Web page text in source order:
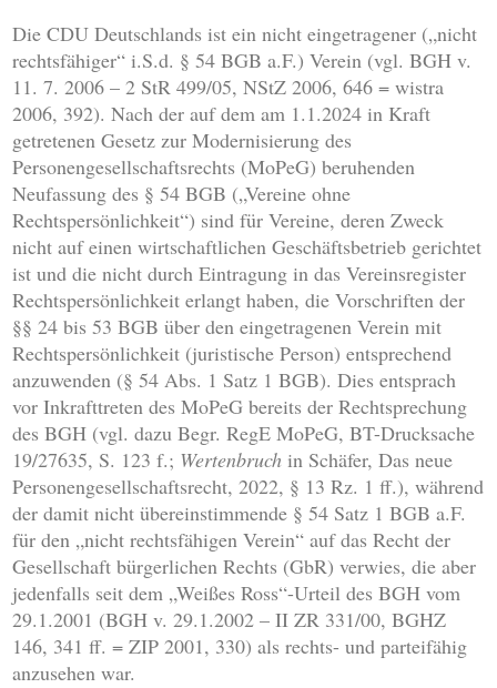
Die CDU Deutschlands ist ein nicht eingetragener („nicht
rechtsfähiger“ i.S.d. § 54 BGB a.F.) Verein (vgl. BGH v.
11. 7. 2006 – 2 StR 499/05, NStZ 2006, 646 = wistra
2006, 392). Nach der auf dem am 1.1.2024 in Kraft
getretenen Gesetz zur Modernisierung des
Personengesellschaftsrechts (MoPeG) beruhenden
Neufassung des § 54 BGB („Vereine ohne
Rechtspersönlichkeit“) sind für Vereine, deren Zweck
nicht auf einen wirtschaftlichen Geschäftsbetrieb gerichtet
ist und die nicht durch Eintragung in das Vereinsregister
Rechtspersönlichkeit erlangt haben, die Vorschriften der
§§ 24 bis 53 BGB über den eingetragenen Verein mit
Rechtspersönlichkeit (juristische Person) entsprechend
anzuwenden (§ 54 Abs. 1 Satz 1 BGB). Dies entsprach
vor Inkrafttreten des MoPeG bereits der Rechtsprechung
des BGH (vgl. dazu Begr. RegE MoPeG, BT-Drucksache
19/27635, S. 123 f.; Wertenbruch in Schäfer, Das neue
Personengesellschaftsrecht, 2022, § 13 Rz. 1 ff.), während
der damit nicht übereinstimmende § 54 Satz 1 BGB a.F.
für den „nicht rechtsfähigen Verein“ auf das Recht der
Gesellschaft bürgerlichen Rechts (GbR) verwies, die aber
jedenfalls seit dem „Weißes Ross“-Urteil des BGH vom
29.1.2001 (BGH v. 29.1.2002 – II ZR 331/00, BGHZ
146, 341 ff. = ZIP 2001, 330) als rechts- und parteifähig
anzusehen war.